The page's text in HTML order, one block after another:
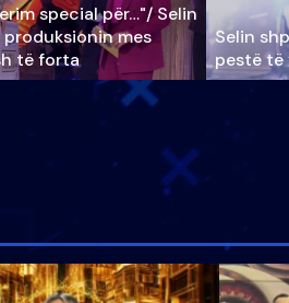
special për…"/ Selin
mes
të forta
Selin
pestë të